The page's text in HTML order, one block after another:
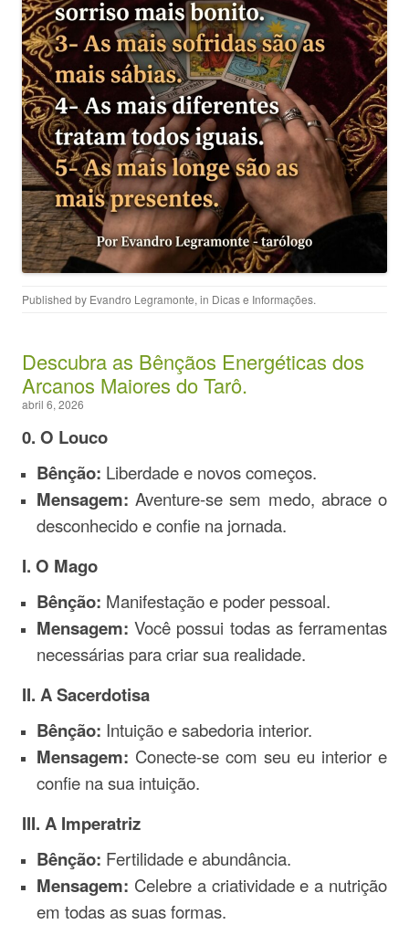
Published by Evandro Legramonte, in Dicas e Informações.
Descubra as Bênçãos Energéticas dos
Arcanos Maiores do Tarô.
abril 6, 2026
0. O Louco
Bênção: Liberdade e novos começos.
Mensagem: Aventure-se sem medo, abrace o
desconhecido e confie na jornada.
I. O Mago
Bênção: Manifestação e poder pessoal.
Mensagem: Você possui todas as ferramentas
necessárias para criar sua realidade.
II. A Sacerdotisa
Bênção: Intuição e sabedoria interior.
Mensagem: Conecte-se com seu eu interior e
confie na sua intuição.
III. A Imperatriz
Bênção: Fertilidade e abundância.
Mensagem: Celebre a criatividade e a nutrição
em todas as suas formas.